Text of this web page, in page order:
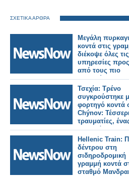
ΣΧΕΤΙΚΑ ΑΡΘΡΑ
Μεγάλη
κοντά στις
διέκοψε όλες τις
υπηρεσίες
από τους πιο
σταθμούς του
Λονδίνου.
Τσεχία: Τρένο
συγκρούστηκε
φορτηγό κοντά
Chýnov:
τραυματίες,
σοβαρά.
Hellenic Train:
δέντρου στη
σιδηροδρομική
γραμμή κοντά
σταθμό